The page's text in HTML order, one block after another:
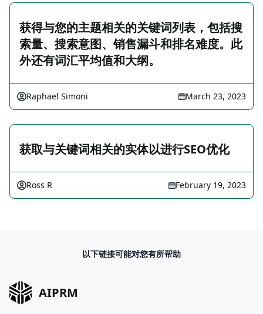
获得与您的主题相关的关键词列表，包括搜
索量、搜索意图、销售漏斗和排名难度。此
外还有词汇平均值和大纲。
Raphael Simoni March 23, 2023
获取与关键词相关的实体以进行SEO优化
Ross R February 19, 2023
以下链接可能对您有所帮助
AIPRM